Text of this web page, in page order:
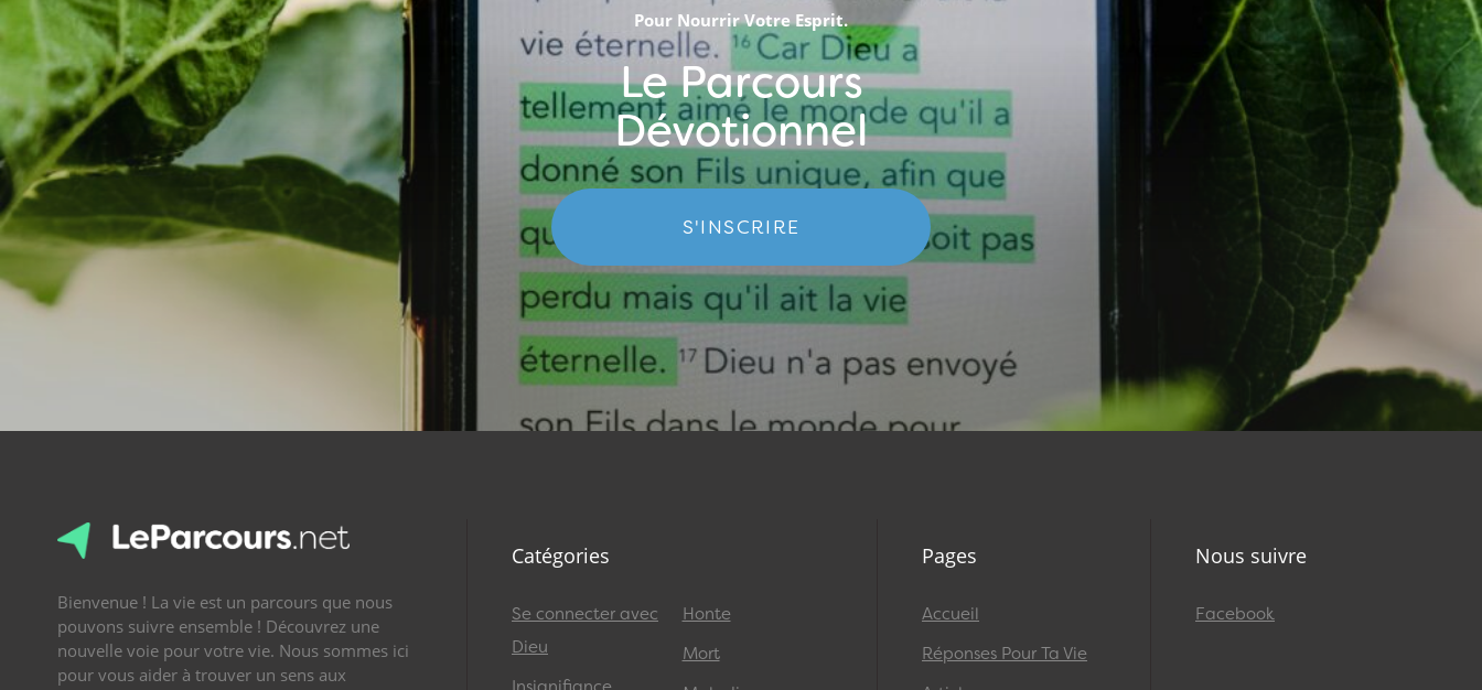
Pour Nourrir Votre Esprit.
Le Parcours
Dévotionnel
S'INSCRIRE
Bienvenue ! La vie est un parcours que nous
pouvons suivre ensemble ! Découvrez une
nouvelle voie pour votre vie. Nous sommes ici
pour vous aider à trouver un sens aux
Catégories
Se connecter avec
Dieu
Honte
Mort
Pages
Accueil
Réponses Pour Ta Vie
Nous suivre
Facebook